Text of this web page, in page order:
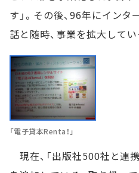
す」。その後、96年にイン
話と随時、事業を拡大してい
「電子貸本Renta！」
現在、「出版社500社と連